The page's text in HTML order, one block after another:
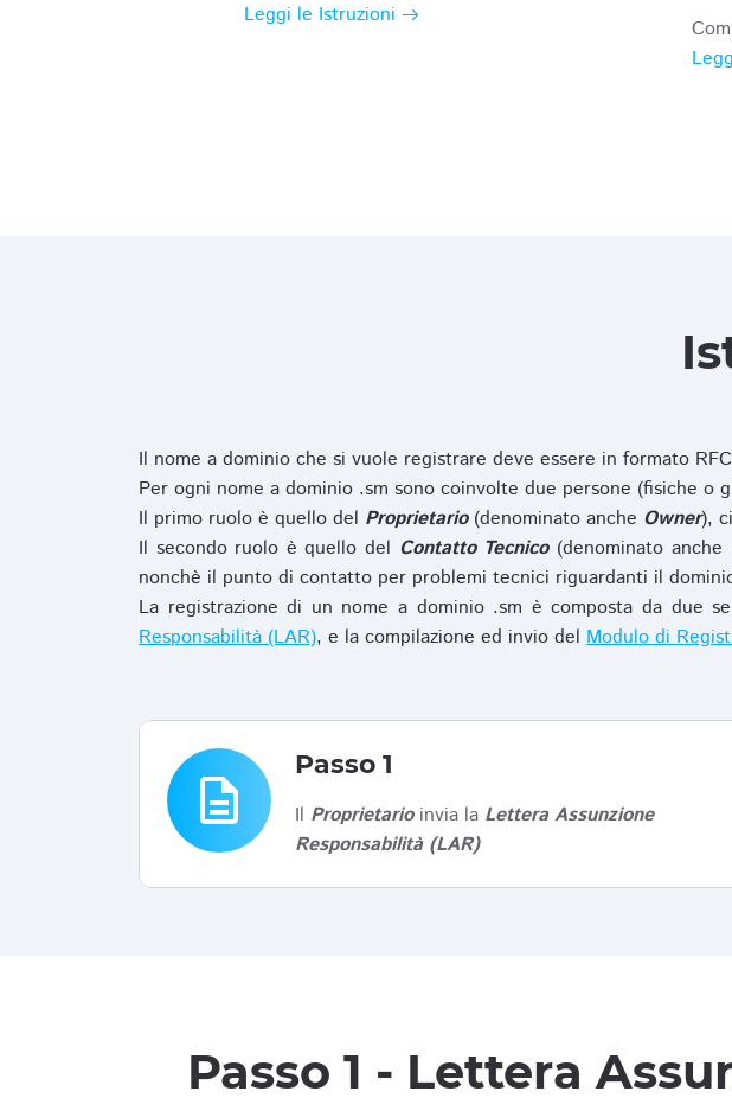
Leggi le Istruzioni
Il nome a dominio che si vuole registrare deve essere in formato
Per ogni nome a dominio .sm sono coinvolte due persone (fisiche o
Il primo ruolo è quello del Proprietario(denominato anche Owner),
Il secondo ruolo è quello del Contatto Tecnico(denominato anche
nonchè il punto di contatto per problemi tecnici riguardanti il
La registrazione di un nome a dominio .sm è composta da due
Responsabilità (LAR), e la compilazione ed invio del Modulo di
description
Passo 1
Il Proprietarioinvia la Lettera Assunzione
Responsabilità (LAR)
Passo 1 - Lettera